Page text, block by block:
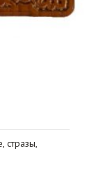
стразы,